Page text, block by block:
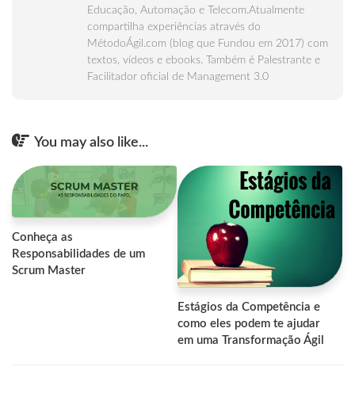
Educação, Automação e Telecom.Atualmente
compartilha experiências através do
MétodoÁgil.com (blog que Fundou em 2017) com
textos, vídeos e ebooks. Também é Palestrante e
Facilitador oficial de Management 3.0
You may also like...
Conheça as
Responsabilidades de um
Scrum Master
Estágios da Competência e
como eles podem te ajudar
em uma Transformação Ágil